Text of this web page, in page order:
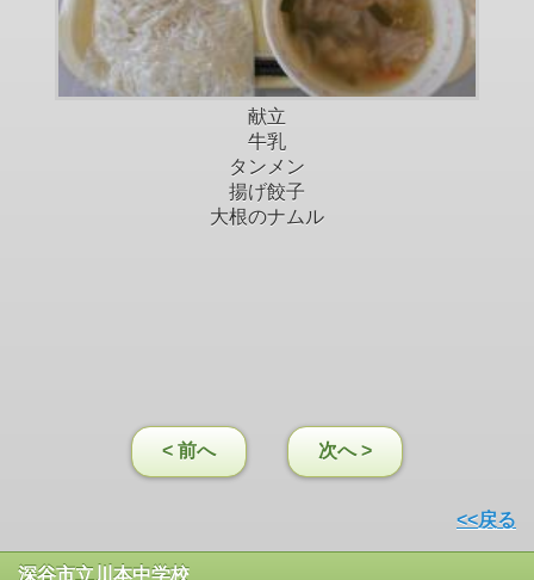
献立
牛乳
タンメン
揚げ餃子
大根のナムル
< 前へ 次へ >
<<戻る
深谷市立川本中学校